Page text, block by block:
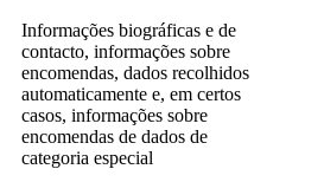
Informações biográficas e de
contacto, informações sobre
encomendas, dados recolhidos
automaticamente e, em certos
casos, informações sobre
encomendas de dados de
categoria especial